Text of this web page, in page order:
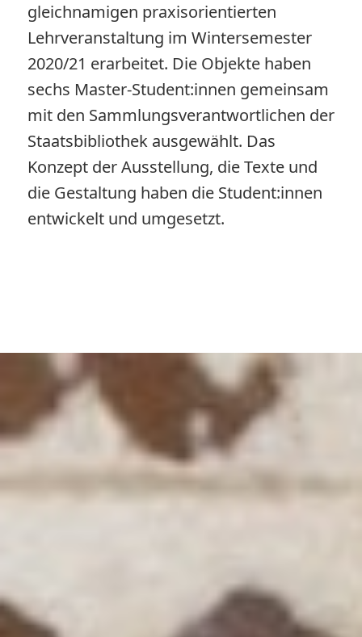
gleichnamigen praxisorientierten
Lehrveranstaltung im Wintersemester
2020/21 erarbeitet. Die Objekte haben
sechs Master-Student:innen gemeinsam
mit den Sammlungsverantwortlichen der
Staatsbibliothek ausgewählt. Das
Konzept der Ausstellung, die Texte und
die Gestaltung haben die Student:innen
entwickelt und umgesetzt.